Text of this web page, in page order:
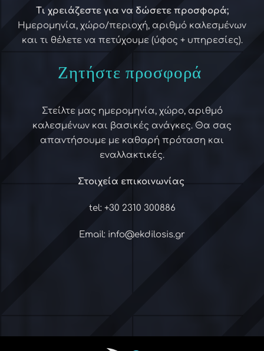
Τι χρειάζεστε για να δώσετε προσφορά;
Ημερομηνία, χώρο/περιοχή, αριθμό καλεσμένων
και τι θέλετε να πετύχουμε (ύφος + υπηρεσίες).
Ζητήστε προσφορά
Στείλτε μας ημερομηνία, χώρο, αριθμό
καλεσμένων και βασικές ανάγκες. Θα σας
απαντήσουμε με καθαρή πρόταση και
εναλλακτικές.
Στοιχεία επικοινωνίας
tel: +30 2310 300886
Email: info@ekdilosis.gr